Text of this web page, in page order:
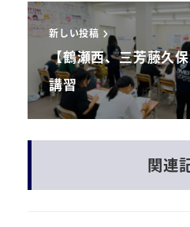
新しい投稿
【鶴瀬西、三芳藤久
講習
関連